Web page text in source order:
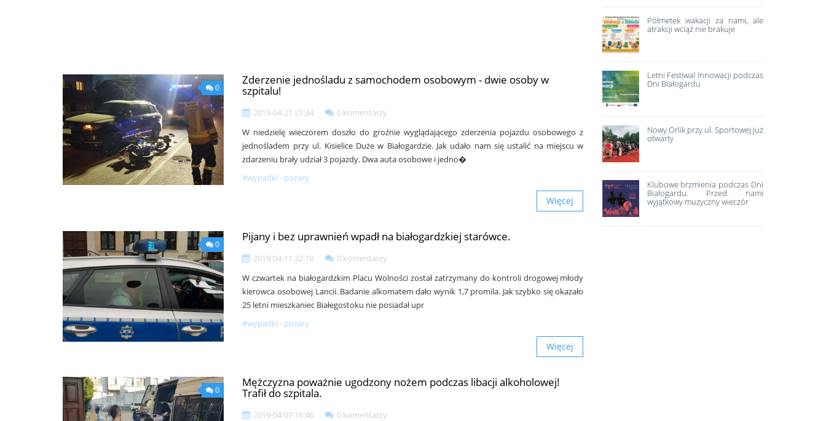
Półmetek wakacji za nami, ale
atrakcji wciąż nie brakuje
Letni Festiwal Innowacji podczas
Dni Białogardu
Nowy Orlik przy ul. Sportowej już
otwarty
Klubowe brzmienia podczas Dni
Białogardu. Przed nami
wyjątkowy muzyczny wieczór
0
Zderzenie jednośladu z samochodem osobowym - dwie osoby w
szpitalu!
2019-04-21 21:34
0 komentarzy
W niedzielę wieczorem doszło do groźnie wyglądającego zderzenia pojazdu osobowego z
jednośladem przy ul. Kisielice Duże w Białogardzie. Jak udało nam się ustalić na miejscu w
zdarzeniu brały udział 3 pojazdy. Dwa auta osobowe i jedno�
#wypadki - pożary
Więcej
0
Pijany i bez uprawnień wpadł na białogardzkiej starówce.
2019-04-11 22:19
0 komentarzy
W czwartek na białogardzkim Placu Wolności został zatrzymany do kontroli drogowej młody
kierowca osobowej Lancii. Badanie alkomatem dało wynik 1,7 promila. Jak szybko się okazało
25 letni mieszkaniec Białegostoku nie posiadał upr
#wypadki - pożary
Więcej
0
Mężczyzna poważnie ugodzony nożem podczas libacji alkoholowej!
Trafił do szpitala.
2019-04-07 16:46
0 komentarzy